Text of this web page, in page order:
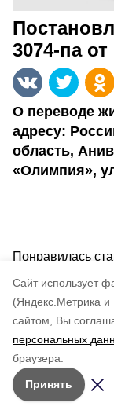
Cайт использует
(Яндекс.Метрика и
сайтом, Вы
персональных
браузера.
Принять
3074-па от
О переводе
адресу:
область,
«Олимпия»,
Понравилась
4